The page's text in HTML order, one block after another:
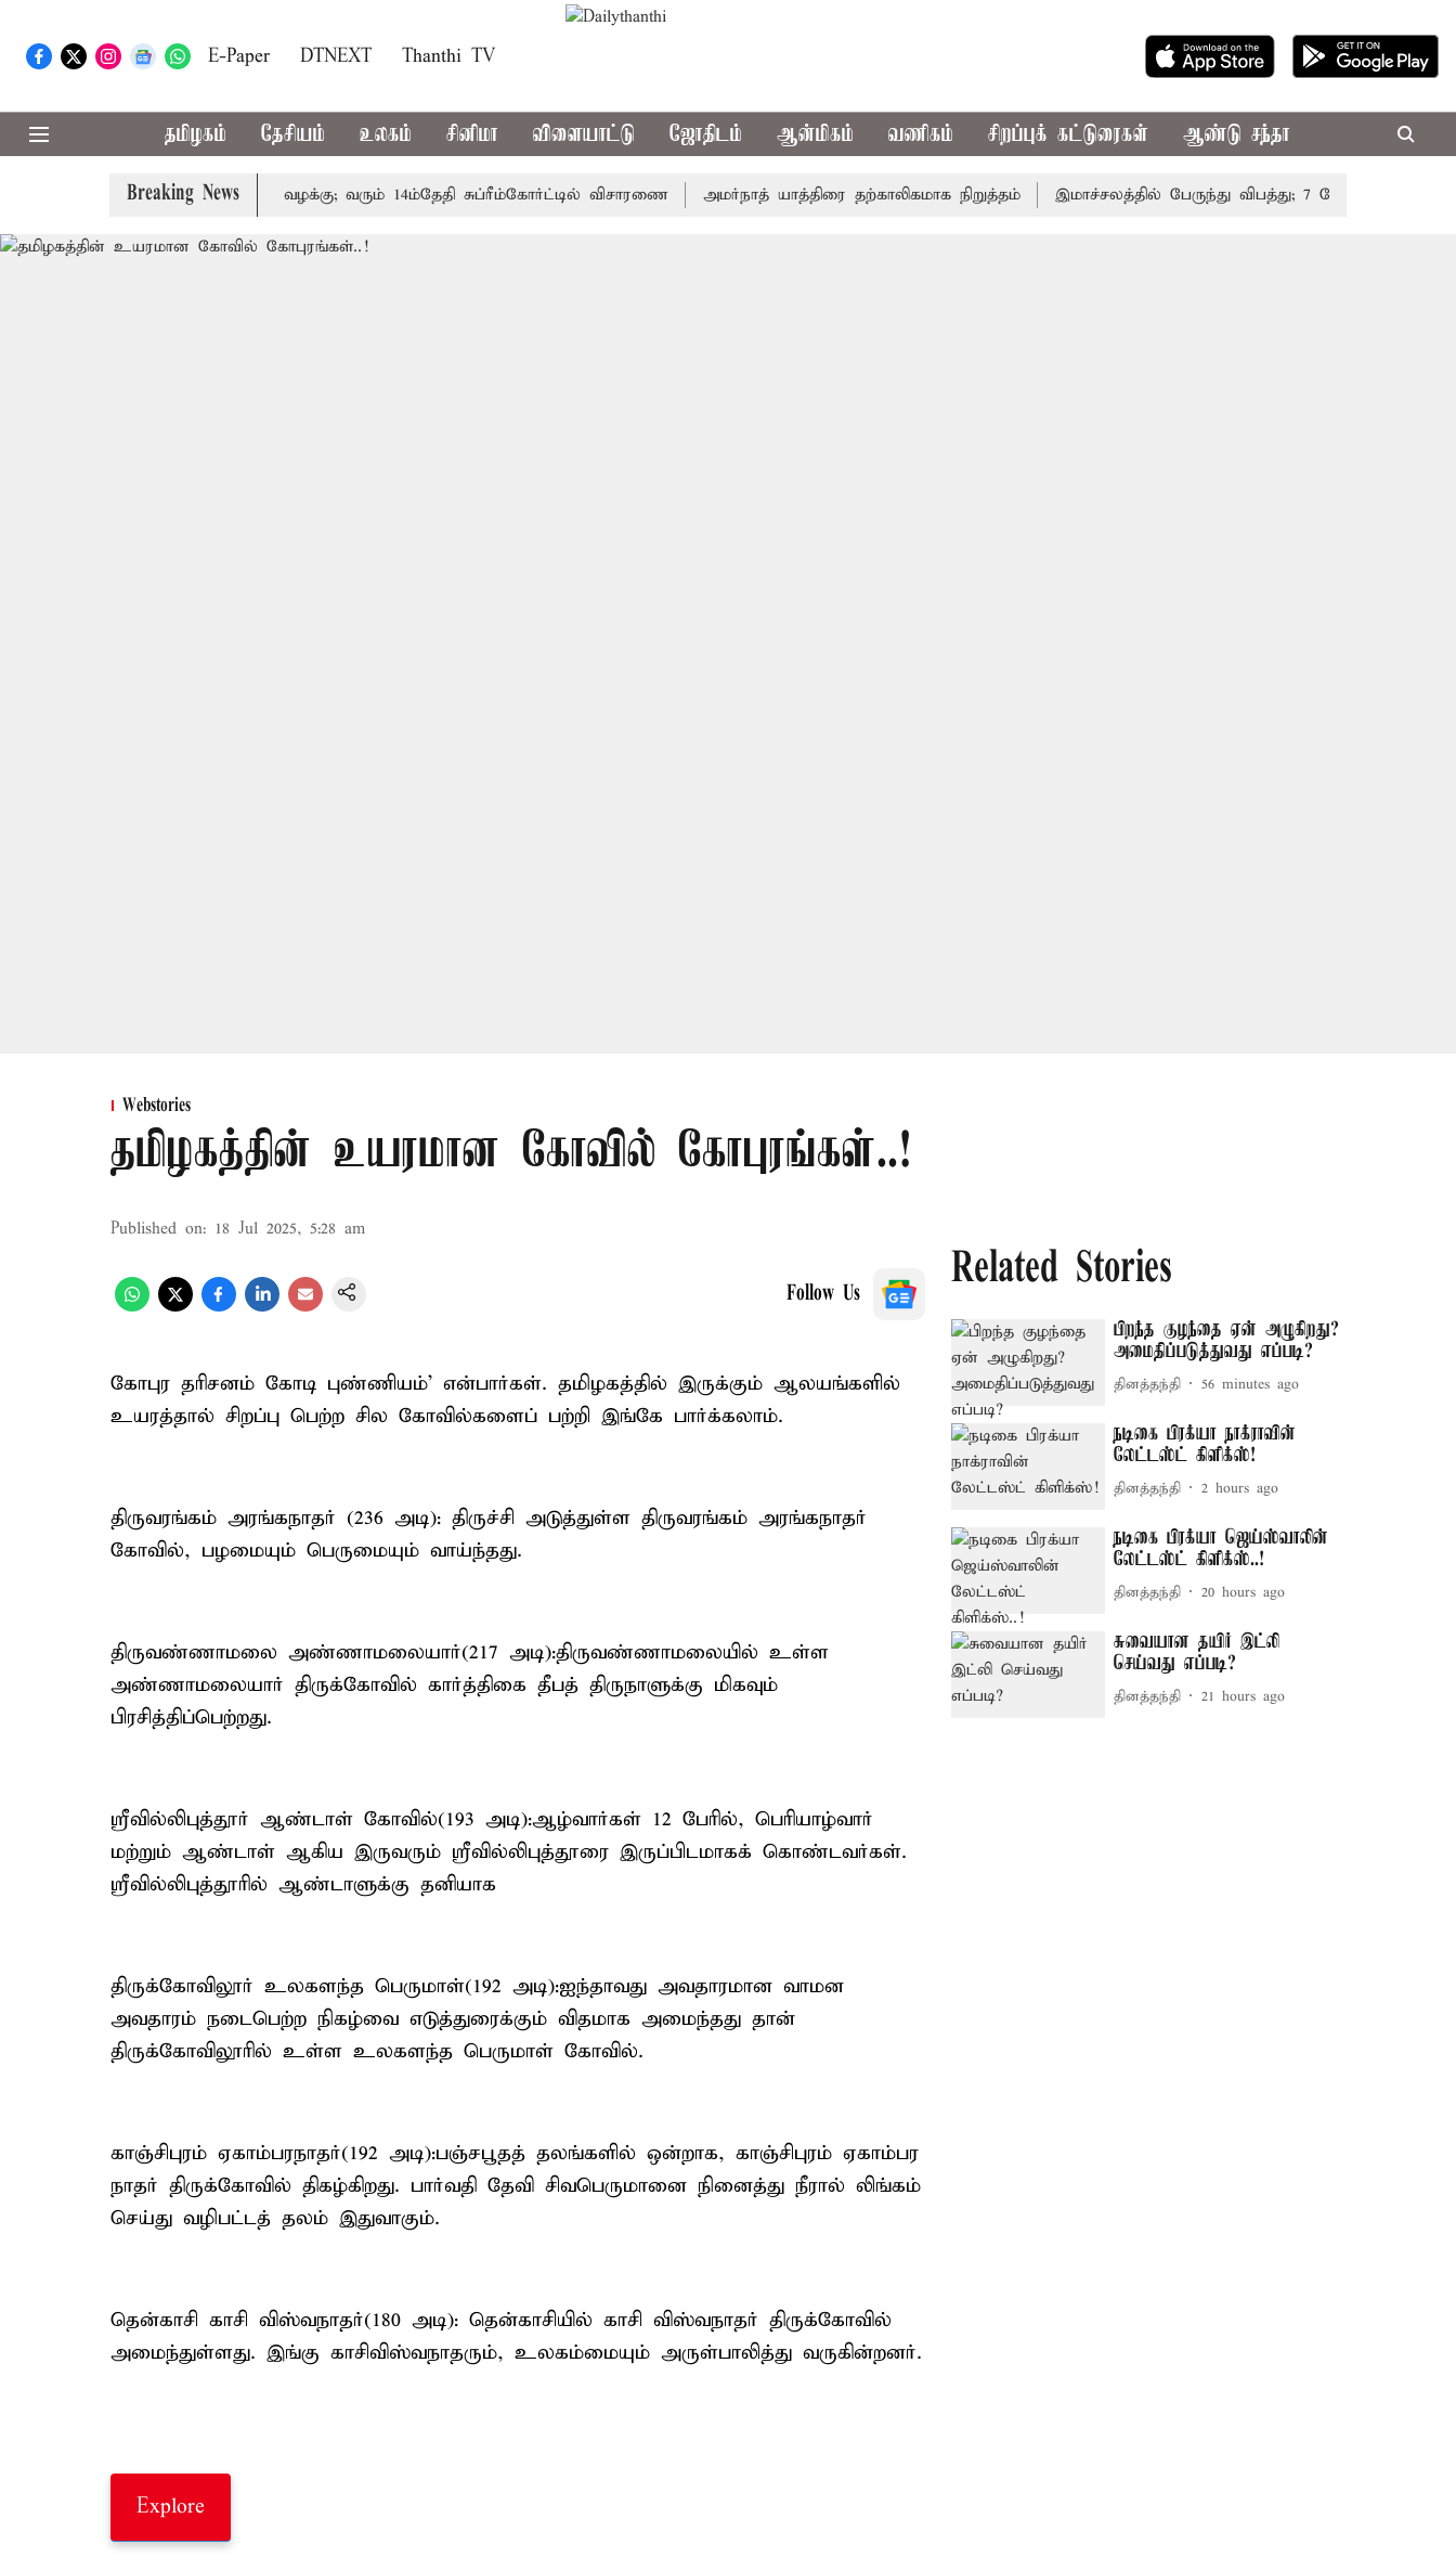
E-Paper DTNEXT Thanthi TV
தமிழகம் தேசியம் உலகம் சினிமா விளையாட்டு ஜோதிடம் ஆன்மிகம் வணிகம் சிறப்புக் கட்டுரைகள் ஆண்டு சந்தா
Breaking News
அரசுப்பணி வழக்கு; வரும் 14ம்தேதி சுப்ரீம்கோர்ட்டில் விசாரணை அமர்நாத் யாத்திரை தற்காலிகமாக நிறுத்தம் இமாச்சலத்தில் பேருந்து விபத்து; 7 பேர் பலி - பிரதமர்
Webstories
தமிழகத்தின் உயரமான கோவில் கோபுரங்கள்..!
Published on: 18 Jul 2025, 5:28 am
Follow Us
கோபுர தரிசனம் கோடி புண்ணியம்’ என்பார்கள். தமிழகத்தில் இருக்கும் ஆலயங்களில்
உயரத்தால் சிறப்பு பெற்ற சில கோவில்களைப் பற்றி இங்கே பார்க்கலாம்.
திருவரங்கம் அரங்கநாதர் (236 அடி): திருச்சி அடுத்துள்ள திருவரங்கம் அரங்கநாதர்
கோவில், பழமையும் பெருமையும் வாய்ந்தது.
திருவண்ணாமலை அண்ணாமலையார்(217 அடி):திருவண்ணாமலையில் உள்ள
அண்ணாமலையார் திருக்கோவில் கார்த்திகை தீபத் திருநாளுக்கு மிகவும்
பிரசித்திப்பெற்றது.
ஸ்ரீவில்லிபுத்தூர் ஆண்டாள் கோவில்(193 அடி):ஆழ்வார்கள் 12 பேரில், பெரியாழ்வார்
மற்றும் ஆண்டாள் ஆகிய இருவரும் ஸ்ரீவில்லிபுத்தூரை இருப்பிடமாகக் கொண்டவர்கள்.
ஸ்ரீவில்லிபுத்தூரில் ஆண்டாளுக்கு தனியாக
திருக்கோவிலூர் உலகளந்த பெருமாள்(192 அடி):ஐந்தாவது அவதாரமான வாமன
அவதாரம் நடைபெற்ற நிகழ்வை எடுத்துரைக்கும் விதமாக அமைந்தது தான்
திருக்கோவிலூரில் உள்ள உலகளந்த பெருமாள் கோவில்.
காஞ்சிபுரம் ஏகாம்பரநாதர்(192 அடி):பஞ்சபூதத் தலங்களில் ஒன்றாக, காஞ்சிபுரம் ஏகாம்பர
நாதர் திருக்கோவில் திகழ்கிறது. பார்வதி தேவி சிவபெருமானை நினைத்து நீரால் லிங்கம்
செய்து வழிபட்டத் தலம் இதுவாகும்.
தென்காசி காசி விஸ்வநாதர்(180 அடி): தென்காசியில் காசி விஸ்வநாதர் திருக்கோவில்
அமைந்துள்ளது. இங்கு காசிவிஸ்வநாதரும், உலகம்மையும் அருள்பாலித்து வருகின்றனர்.
Explore
Related Stories
பிறந்த குழந்தை ஏன் அழுகிறது?
அமைதிப்படுத்துவது எப்படி?
தினத்தந்தி 56 minutes ago
நடிகை பிரக்யா நாக்ராவின்
லேட்டஸ்ட் கிளிக்ஸ்!
தினத்தந்தி 2 hours ago
நடிகை பிரக்யா ஜெய்ஸ்வாலின்
லேட்டஸ்ட் கிளிக்ஸ்..!
தினத்தந்தி 20 hours ago
சுவையான தயிர் இட்லி
செய்வது எப்படி?
தினத்தந்தி 21 hours ago